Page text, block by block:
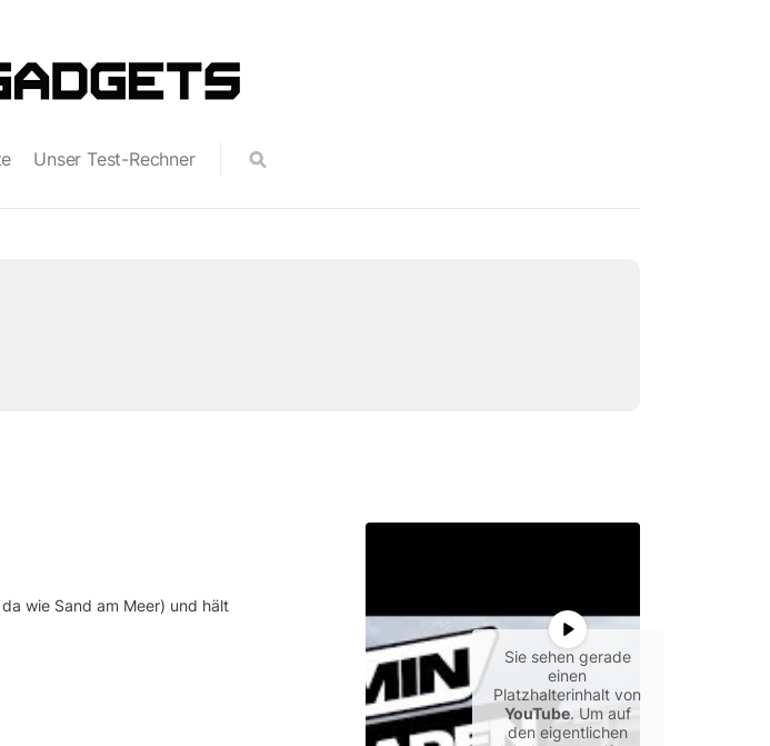
Unser Test-Rechner
wie Sand am Meer) und hält
Sie sehen gerade
einen
Platzhalterinhalt von
YouTube. Um auf
den eigentlichen